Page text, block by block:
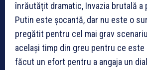
înrăutățit dramatic, Invazia brutală a
Putin este șocantă, dar nu este o
pregătit pentru cel mai grav
același timp din greu pentru ce este
făcut un efort pentru a angaja un